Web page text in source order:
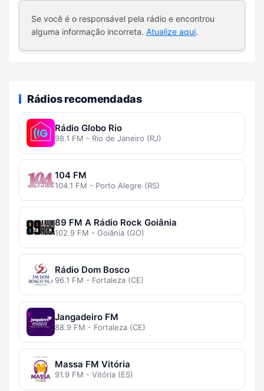
Se você é o responsável pela rádio e encontrou
alguma informação incorreta. Atualize aqui.
Rádios recomendadas
Rádio Globo Rio
98.1 FM - Rio de Janeiro (RJ)
104 FM
104.1 FM - Porto Alegre (RS)
89 FM A Rádio Rock Goiânia
102.9 FM - Goiânia (GO)
Rádio Dom Bosco
96.1 FM - Fortaleza (CE)
Jangadeiro FM
88.9 FM - Fortaleza (CE)
Massa FM Vitória
91.9 FM - Vitória (ES)